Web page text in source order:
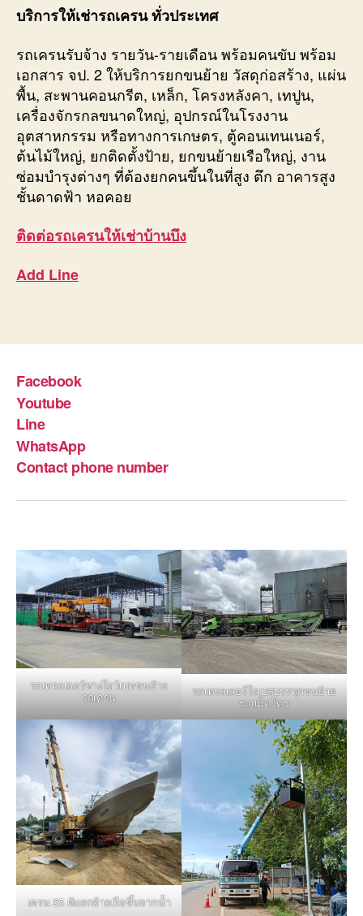
บริการให้เช่ารถเครน ทั่วประเทศ
รถเครนรับจ้าง รายวัน-รายเดือน พร้อมคนขับ พร้อม
เอกสาร จป. 2 ให้บริการยกขนย้าย วัสดุก่อสร้าง, แผ่น
พื้น, สะพานคอนกรีต, เหล็ก, โครงหลังคา, เทปูน,
เครื่องจักรกลขนาดใหญ่, อุปกรณ์ในโรงงาน
อุตสาหกรรม หรือทางการเกษตร, ตู้คอนเทนเนอร์,
ต้นไม้ใหญ่, ยกติดตั้งป้าย, ยกขนย้ายเรือใหญ่, งาน
ซ่อมบำรุงต่างๆ ที่ต้องยกคนขึ้นในที่สูง ตึก อาคารสูง
ชั้นดาดฟ้า หอคอย
ติดต่อรถเครนให้เช่าบ้านบึง
Add Line
Facebook
Youtube
Line
WhatsApp
Contact phone number
รถเทรลเลอร์หางโลว์เบทขนย้าย
รถเครน รถเทรลเลอร์โรเบสบรรทุกขนย้าย
รถแม็คโคร
เครน 25 ตันยกย้ายเรือขึ้นจากน้ำ